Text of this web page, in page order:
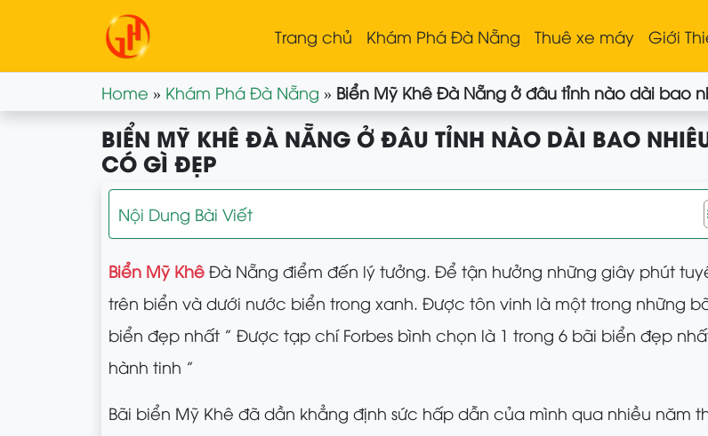
Trang chủ Khám Phá Đà Nẵng Thuê xe máy Giới
Home » Khám Phá Đà Nẵng » Biển Mỹ Khê Đà Nẵng ở đâu tỉnh nào dài bao
BIỂN MỸ KHÊ ĐÀ NẴNG Ở ĐÂU TỈNH NÀO DÀI BAO
CÓ GÌ ĐẸP
Nội Dung Bài Viết
Biển Mỹ Khê Đà Nẵng điểm đến lý tưởng. Để tận hưởng những giây phút
trên biển và dưới nước biển trong xanh. Được tôn vinh là một trong những
biển đẹp nhất ” Được tạp chí Forbes bình chọn là 1 trong 6 bãi biển đẹp
hành tinh ”
Bãi biển Mỹ Khê đã dần khẳng định sức hấp dẫn của mình qua nhiều năm